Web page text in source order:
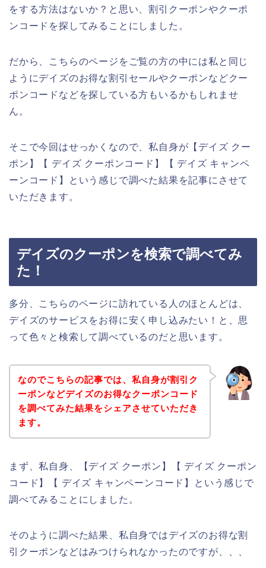
をする方法はないか？と思い、割引クーポンやクーポ
ンコードを探してみることにしました。
だから、こちらのページをご覧の方の中には私と同じ
ようにデイズのお得な割引セールやクーポンなどクー
ポンコードなどを探している方もいるかもしれませ
ん。
そこで今回はせっかくなので、私自身が【デイズ クー
ポン】【 デイズ クーポンコード】【 デイズ キャンペ
ーンコード】という感じで調べた結果を記事にさせて
いただきます。
デイズのクーポンを検索で調べてみ
た！
多分、こちらのページに訪れている人のほとんどは、
デイズのサービスをお得に安く申し込みたい！と、思
って色々と検索して調べているのだと思います。
なのでこちらの記事では、私自身が割引ク
ーポンなどデイズのお得なクーポンコード
を調べてみた結果をシェアさせていただき
ます。
まず、私自身、【デイズ クーポン】【 デイズ クーポン
コード】【 デイズ キャンペーンコード】という感じで
調べてみることにしました。
そのように調べた結果、私自身ではデイズのお得な割
引クーポンなどはみつけられなかったのですが、、、